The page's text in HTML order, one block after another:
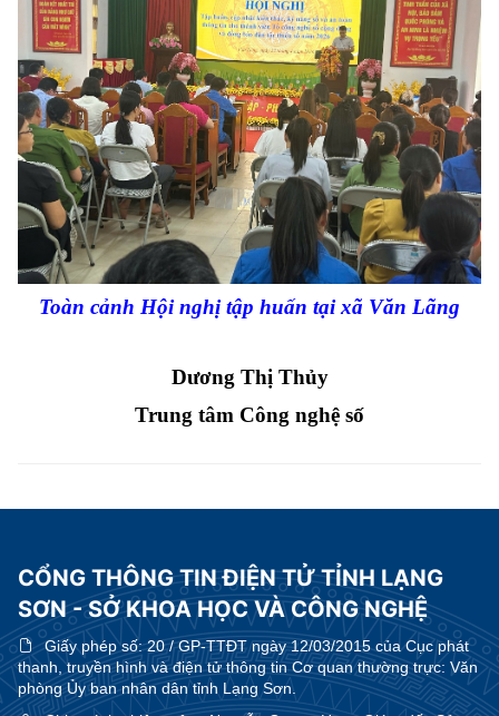
Toàn cảnh Hội nghị tập huấn tại xã Văn Lãng
Dương Thị Thủy
Trung tâm Công nghệ số
CỔNG THÔNG TIN ĐIỆN TỬ TỈNH LẠNG
SƠN - SỞ KHOA HỌC VÀ CÔNG NGHỆ
Giấy phép số:20 / GP-TTĐT ngày 12/03/2015 của Cục phát
thanh, truyền hình và điện tử thông tin Cơ quan thường trực: Văn
phòng Ủy ban nhân dân tỉnh Lạng Sơn.